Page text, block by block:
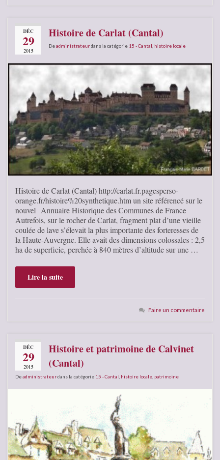
DÉC
29
2015
Histoire de Carlat (Cantal)
Deadministrateurdans la catégorie 15 - Cantal histoire locale
Histoire de Carlat (Cantal) http://carlat.fr.pagesperso-
orange.fr/histoire%20synthetique.htm un site référencé sur le
nouvel Annuaire Historique des Communes de France
Autrefois, sur le rocher de Carlat, fragment plat d’une vieille
coulée de lave s’élevait la plus importante des forteresses de
la Haute-Auvergne. Elle avait des dimensions colossales : 2,5
ha de superficie, perchée à 840 mètres d’altitude sur une …
Lire la suite
Faire un commentaire
DÉC
29
2015
Histoire et patrimoine de Calvinet
(Cantal)
Deadministrateurdans la catégorie 15 - Cantal histoire locale patrimoine